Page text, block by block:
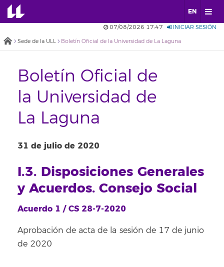
EN
07/08/2026 17:47 INICIAR SESIÓN
Sede de la ULL Boletín Oficial de la Universidad de La Laguna
Boletín Oficial de
la Universidad de
La Laguna
31 de julio de 2020
I.3. Disposiciones Generales
y Acuerdos. Consejo Social
Acuerdo 1 / CS 28-7-2020
Aprobación de acta de la sesión de 17 de junio
de 2020